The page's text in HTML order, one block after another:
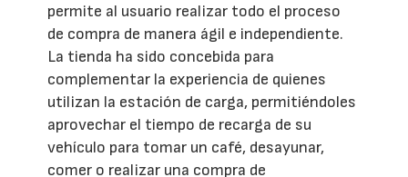
permite al usuario realizar todo el proceso
de compra de manera ágil e independiente.
La tienda ha sido concebida para
complementar la experiencia de quienes
utilizan la estación de carga, permitiéndoles
aprovechar el tiempo de recarga de su
vehículo para tomar un café, desayunar,
comer o realizar una compra de